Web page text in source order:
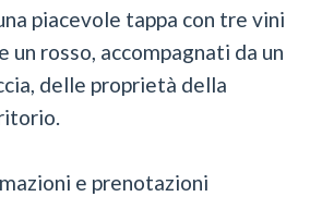
piacevole tappa con tre vini
un rosso, accompagnati da un
delle proprietà della
e prenotazioni